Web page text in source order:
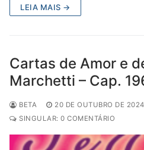
LEIA MAIS →
Cartas de Amor e
Marchetti – Cap.
BETA 20 DE OUTUBRO DE 2024
SINGULAR: 0 COMENTÁRIO